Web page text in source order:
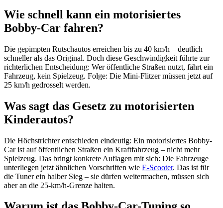
Wie schnell kann ein motorisiertes
Bobby-Car fahren?
Die gepimpten Rutschautos erreichen bis zu 40 km/h – deutlich
schneller als das Original. Doch diese Geschwindigkeit führte zur
richterlichen Entscheidung: Wer öffentliche Straßen nutzt, fährt ein
Fahrzeug, kein Spielzeug. Folge: Die Mini-Flitzer müssen jetzt auf
25 km/h gedrosselt werden.
Was sagt das Gesetz zu motorisierten
Kinderautos?
Die Höchstrichter entschieden eindeutig: Ein motorisiertes Bobby-
Car ist auf öffentlichen Straßen ein Kraftfahrzeug – nicht mehr
Spielzeug. Das bringt konkrete Auflagen mit sich: Die Fahrzeuge
unterliegen jetzt ähnlichen Vorschriften wie E-Scooter. Das ist für
die Tuner ein halber Sieg – sie dürfen weitermachen, müssen sich
aber an die 25-km/h-Grenze halten.